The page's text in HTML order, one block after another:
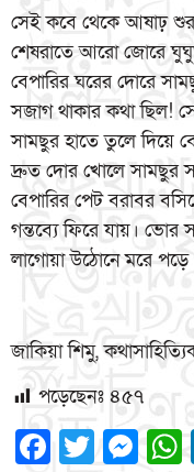
সেই কবে থেকে আষাঢ়
শেষরাতে আরো জোরে
বেপারির ঘরের দোরে
সজাগ থাকার কথা ছিল!
সামছুর হাতে তুলে দিয়ে
দ্রুত দোর খোলে সামছুর
বেপারির পেট বরাবর
গন্তব্যে ফিরে যায়। ভোর
লাগোয়া উঠোনে মরে পড়ে
জাকিয়া শিমু,
পড়েছেনঃ ৪৫৭